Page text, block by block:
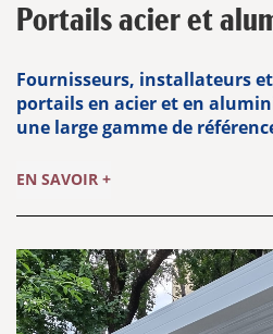
Portails acier et
Fournisseurs, installateurs
portails en acier et en
une large gamme de
EN SAVOIR +